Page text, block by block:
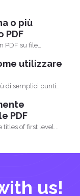
o più
PDF
PDF su file
utilizzare
di semplici punti
PDF
titles of first level...
us!